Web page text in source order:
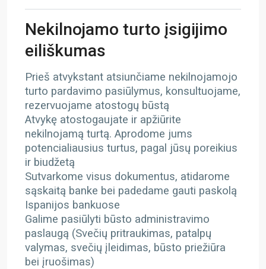
Nekilnojamo turto įsigijimo
eiliškumas
Prieš atvykstant atsiunčiame nekilnojamojo
turto pardavimo pasiūlymus, konsultuojame,
rezervuojame atostogų būstą
Atvykę atostogaujate ir apžiūrite
nekilnojamą turtą. Aprodome jums
potencialiausius turtus, pagal jūsų poreikius
ir biudžetą
Sutvarkome visus dokumentus, atidarome
sąskaitą banke bei padedame gauti paskolą
Ispanijos bankuose
Galime pasiūlyti būsto administravimo
paslaugą (Svečių pritraukimas, patalpų
valymas, svečių įleidimas, būsto priežiūra
bei įruošimas)